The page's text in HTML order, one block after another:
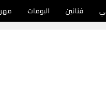
فنانين البومات